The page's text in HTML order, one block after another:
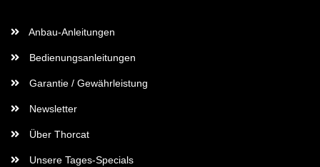
Anbau-Anleitungen
Bedienungsanleitungen
Garantie / Gewährleistung
Newsletter
Über Thorcat
Unsere Tages-Specials